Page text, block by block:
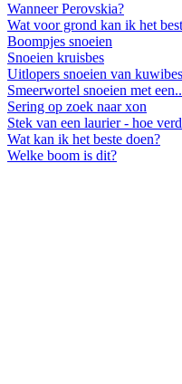
Wanneer Perovskia?
Wat voor grond kan ik het
Boompjes snoeien
Snoeien kruisbes
Uitlopers snoeien van kuwibes
Smeerwortel snoeien met
Sering op zoek naar xon
Stek van een laurier - hoe
Wat kan ik het beste doen?
Welke boom is dit?